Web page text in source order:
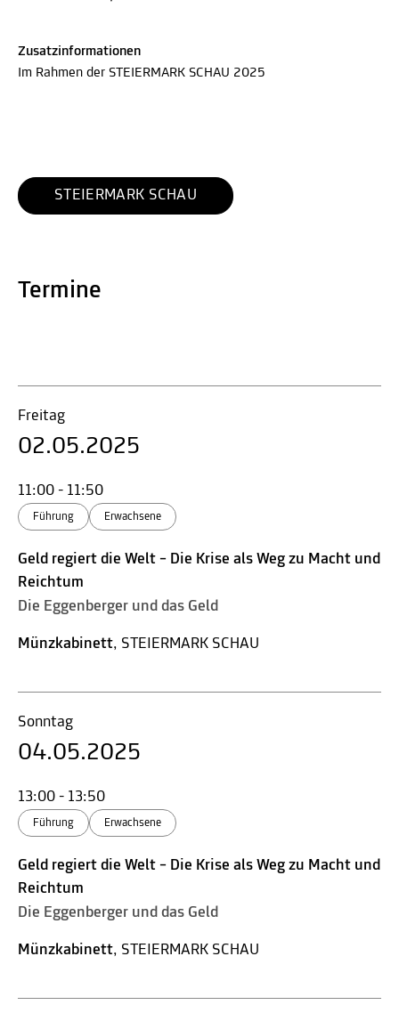
Zusatzinformationen
Im Rahmen der STEIERMARK SCHAU 2025
STEIERMARK SCHAU
Termine
Freitag
02.05.2025
11:00 - 11:50
Führung Erwachsene
Geld regiert die Welt – Die Krise als Weg zu Macht und
Reichtum
Die Eggenberger und das Geld
Münzkabinett, STEIERMARK SCHAU
Sonntag
04.05.2025
13:00 - 13:50
Führung Erwachsene
Geld regiert die Welt – Die Krise als Weg zu Macht und
Reichtum
Die Eggenberger und das Geld
Münzkabinett, STEIERMARK SCHAU